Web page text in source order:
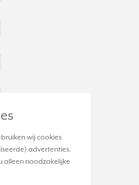
wij cookies
advertenties.
alleen noodzakelijke